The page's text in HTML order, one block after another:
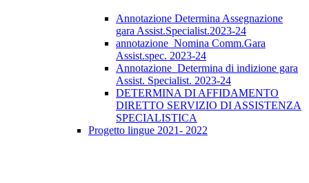
Annotazione Determina Assegnazione
gara Assist.Specialist.2023-24
annotazione_Nomina Comm.Gara
Assist.spec. 2023-24
Annotazione_Determina di indizione gara
Assist. Specialist. 2023-24
DETERMINA DI AFFIDAMENTO
DIRETTO SERVIZIO DI ASSISTENZA
SPECIALISTICA
Progetto lingue 2021- 2022